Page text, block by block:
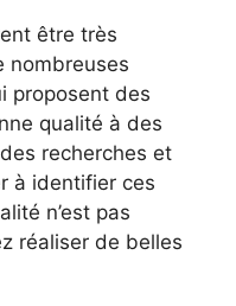
être très
nombreuses
proposent des
qualité à des
recherches et
à identifier ces
n’est pas
réaliser de belles